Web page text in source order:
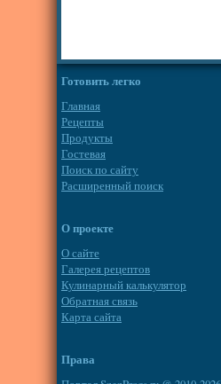
Готовить легко
Главная
Рецепты
Продукты
Гостевая
Поиск по сайту
Расширенный поиск
О проекте
О сайте
Галерея рецептов
Кулинарный калькулятор
Обратная связь
Карта сайта
Права